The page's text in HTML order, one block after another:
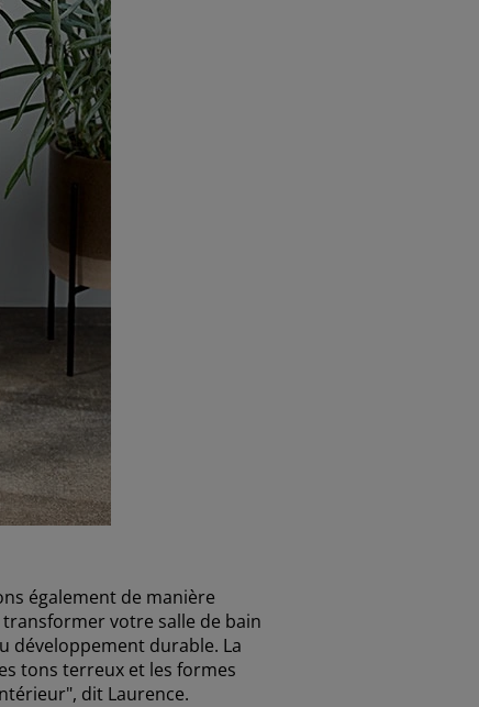
également de manière
votre salle de bain
développement durable. La
tons terreux et les formes
dit Laurence.